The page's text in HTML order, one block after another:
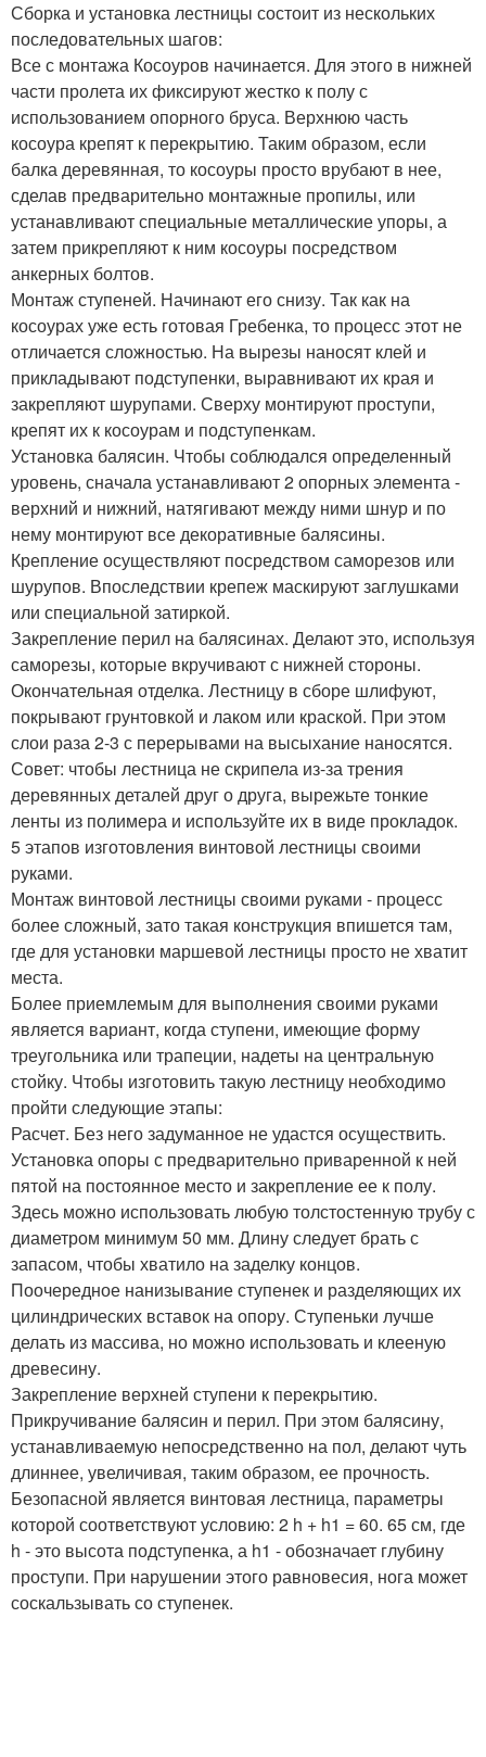
Сборка и установка лестницы состоит из нескольких
последовательных шагов:
Все с монтажа Косоуров начинается. Для этого в нижней
части пролета их фиксируют жестко к полу с
использованием опорного бруса. Верхнюю часть
косоура крепят к перекрытию. Таким образом, если
балка деревянная, то косоуры просто врубают в нее,
сделав предварительно монтажные пропилы, или
устанавливают специальные металлические упоры, а
затем прикрепляют к ним косоуры посредством
анкерных болтов.
Монтаж ступеней. Начинают его снизу. Так как на
косоурах уже есть готовая Гребенка, то процесс этот не
отличается сложностью. На вырезы наносят клей и
прикладывают подступенки, выравнивают их края и
закрепляют шурупами. Сверху монтируют проступи,
крепят их к косоурам и подступенкам.
Установка балясин. Чтобы соблюдался определенный
уровень, сначала устанавливают 2 опорных элемента -
верхний и нижний, натягивают между ними шнур и по
нему монтируют все декоративные балясины.
Крепление осуществляют посредством саморезов или
шурупов. Впоследствии крепеж маскируют заглушками
или специальной затиркой.
Закрепление перил на балясинах. Делают это, используя
саморезы, которые вкручивают с нижней стороны.
Окончательная отделка. Лестницу в сборе шлифуют,
покрывают грунтовкой и лаком или краской. При этом
слои раза 2-3 с перерывами на высыхание наносятся.
Совет: чтобы лестница не скрипела из-за трения
деревянных деталей друг о друга, вырежьте тонкие
ленты из полимера и используйте их в виде прокладок.
5 этапов изготовления винтовой лестницы своими
руками.
Монтаж винтовой лестницы своими руками - процесс
более сложный, зато такая конструкция впишется там,
где для установки маршевой лестницы просто не хватит
места.
Более приемлемым для выполнения своими руками
является вариант, когда ступени, имеющие форму
треугольника или трапеции, надеты на центральную
стойку. Чтобы изготовить такую лестницу необходимо
пройти следующие этапы:
Расчет. Без него задуманное не удастся осуществить.
Установка опоры с предварительно приваренной к ней
пятой на постоянное место и закрепление ее к полу.
Здесь можно использовать любую толстостенную трубу с
диаметром минимум 50 мм. Длину следует брать с
запасом, чтобы хватило на заделку концов.
Поочередное нанизывание ступенек и разделяющих их
цилиндрических вставок на опору. Ступеньки лучше
делать из массива, но можно использовать и клееную
древесину.
Закрепление верхней ступени к перекрытию.
Прикручивание балясин и перил. При этом балясину,
устанавливаемую непосредственно на пол, делают чуть
длиннее, увеличивая, таким образом, ее прочность.
Безопасной является винтовая лестница, параметры
которой соответствуют условию: 2 h + h1 = 60. 65 см, где
h - это высота подступенка, а h1 - обозначает глубину
проступи. При нарушении этого равновесия, нога может
соскальзывать со ступенек.